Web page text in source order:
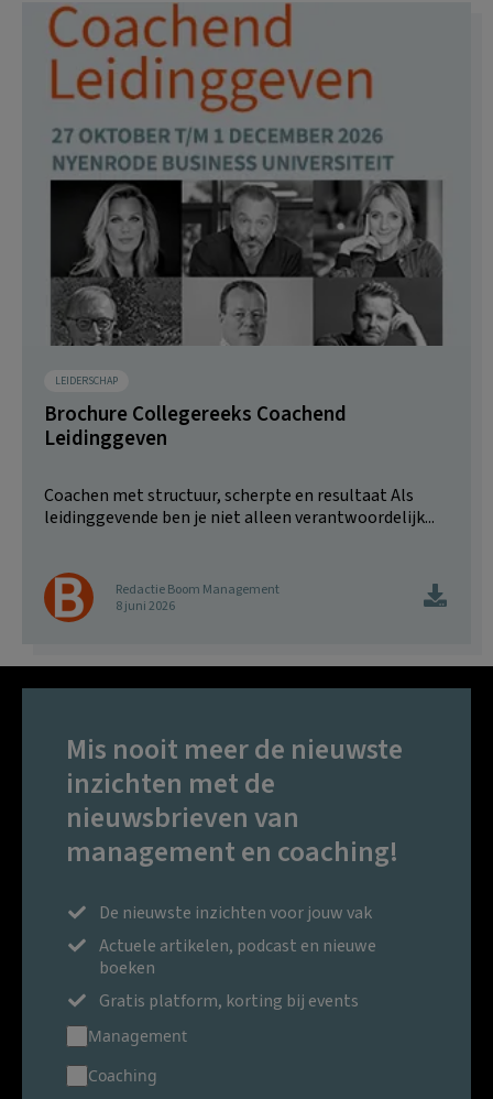
LEIDERSCHAP
Brochure Collegereeks Coachend
Leidinggeven
Coachen met structuur, scherpte en resultaat Als
leidinggevende ben je niet alleen verantwoordelijk...
Redactie Boom Management
8 juni 2026
Mis nooit meer de nieuwste
inzichten met de
nieuwsbrieven van
management en coaching!
De nieuwste inzichten voor jouw vak
Actuele artikelen, podcast en nieuwe
boeken
Gratis platform, korting bij events
Management
Coaching